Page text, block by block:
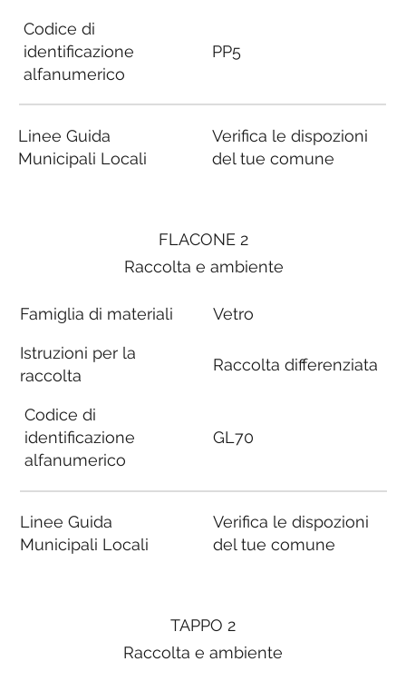
FLACONE 2
Raccolta e ambiente
Famiglia di materiali
Istruzioni per la
raccolta
Codice di
identificazione
alfanumerico
Linee Guida
Municipali Locali
Vetro
Raccolta differenziata
GL70
Verifica le dispozioni
del tue comune
Codice di
identificazione
alfanumerico
Linee Guida
Municipali Locali
PP5
Verifica le dispozioni
del tue comune
TAPPO 2
Raccolta e ambiente